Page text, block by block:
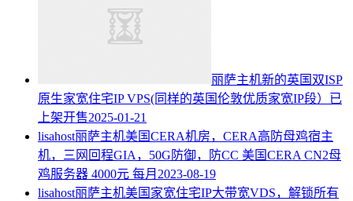
丽萨主机新的英国双ISP
原生家宽住宅IP VPS(同样的英国伦敦优质家宽IP段）已
上架开售2025-01-21
lisahost丽萨主机美国CERA机房，CERA高防母鸡宿主
机，三网回程GIA，50G防御，防CC 美国CERA CN2母
鸡服务器 4000元 每月 2023-08-19
lisahost丽萨主机美国家宽住宅IP大带宽VDS，解锁所有